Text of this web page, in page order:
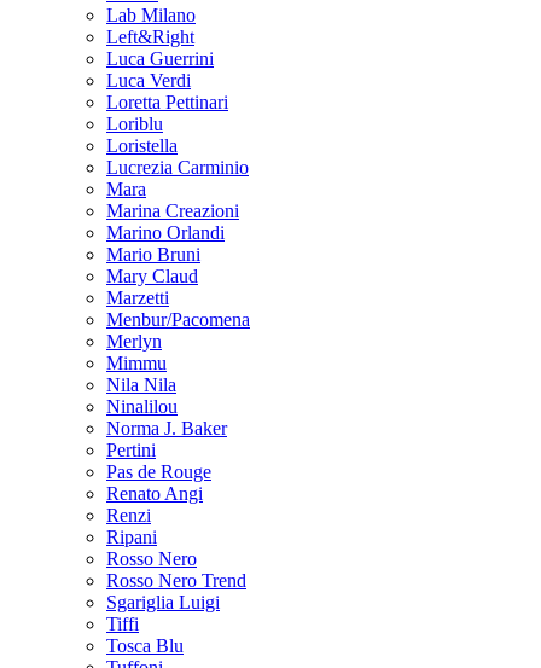
Lab Milano
Left&Right
Luca Guerrini
Luca Verdi
Loretta Pettinari
Loriblu
Loristella
Lucrezia Carminio
Mara
Marina Creazioni
Marino Orlandi
Mario Bruni
Mary Claud
Marzetti
Menbur/Pacomena
Merlyn
Mimmu
Nila Nila
Ninalilou
Norma J. Baker
Pertini
Pas de Rouge
Renato Angi
Renzi
Ripani
Rosso Nero
Rosso Nero Trend
Sgariglia Luigi
Tiffi
Tosca Blu